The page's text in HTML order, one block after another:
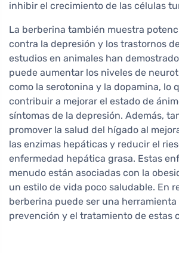
inhibir el crecimiento de las células
La berberina también muestra
contra la depresión y los trastornos
estudios en animales han
puede aumentar los niveles de
como la serotonina y la dopamina, lo
contribuir a mejorar el estado de
síntomas de la depresión. Además,
promover la salud del hígado al
las enzimas hepáticas y reducir el
enfermedad hepática grasa. Estas
menudo están asociadas con la
un estilo de vida poco saludable. En
berberina puede ser una
prevención y el tratamiento de estas